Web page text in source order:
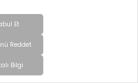
Et
Reddet
Bilgi